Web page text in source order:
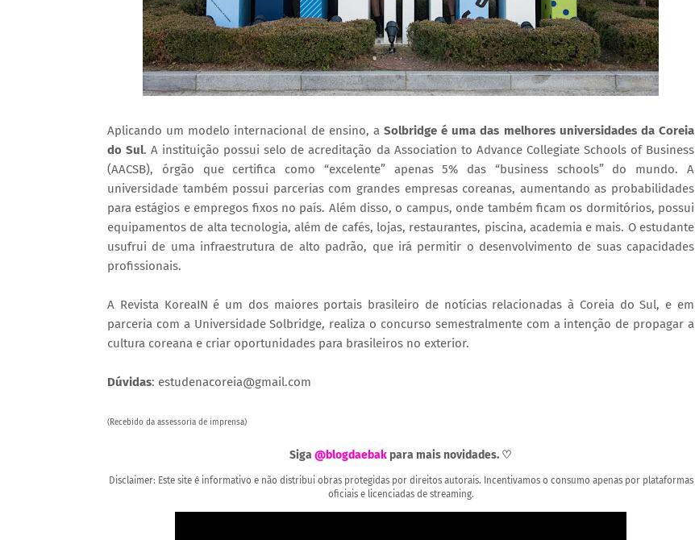
Aplicando um modelo internacional de ensino, a Solbridge é uma das melhores universidades da Coreia
do Sul. A instituição possui selo de acreditação da Association to Advance Collegiate Schools of Business
(AACSB), órgão que certifica como “excelente” apenas 5% das “business schools” do mundo. A
universidade também possui parcerias com grandes empresas coreanas, aumentando as probabilidades
para estágios e empregos fixos no país. Além disso, o campus, onde também ficam os dormitórios, possui
equipamentos de alta tecnologia, além de cafés, lojas, restaurantes, piscina, academia e mais. O estudante
usufrui de uma infraestrutura de alto padrão, que irá permitir o desenvolvimento de suas capacidades
profissionais.
A Revista KoreaIN é um dos maiores portais brasileiro de notícias relacionadas à Coreia do Sul, e em
parceria com a Universidade Solbridge, realiza o concurso semestralmente com a intenção de propagar a
cultura coreana e criar oportunidades para brasileiros no exterior.
Dúvidas: estudenacoreia@gmail.com
(Recebido da assessoria de imprensa)
Siga @blogdaebak para mais novidades. ♡
Disclaimer: Este site é informativo e não distribui obras protegidas por direitos autorais. Incentivamos o consumo apenas por plataformas
oficiais e licenciadas de streaming.